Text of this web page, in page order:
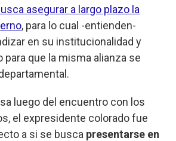
asegurar a largo plazo la
, para lo cual -entienden-
en su institucionalidad y
para que la misma alianza se
luego del encuentro con los
el expresidente colorado fue
a si se busca presentarse en